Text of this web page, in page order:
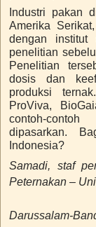
Industri pakan
Amerika
dengan institut
penelitian
Penelitian
dosis dan
produksi
ProViva,
contoh-
dipasarkan.
Indonesia?
Samadi, staf
Peternakan –
Darussalam-